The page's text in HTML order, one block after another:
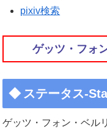
pixiv検索
ゲッツ・フォ
ステータス-
ゲッツ・フォン・ベル